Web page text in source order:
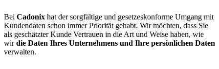
Bei Cadonix hat der sorgfältige und gesetzeskonforme Umgang mit
Kundendaten schon immer Priorität gehabt. Wir möchten, dass Sie
als geschätzter Kunde Vertrauen in die Art und Weise haben, wie
wirdie Daten Ihres Unternehmens und Ihre persönlichen Daten
verwalten.